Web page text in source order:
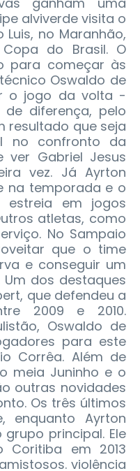
alviverde visita o
no Maranhão,
do Brasil. O
para começar às
Oswaldo de
o jogo da volta -
diferença, pelo
resultado que seja
no confronto da
ver Gabriel Jesus
vez. Já Ayrton
na temporada e o
estreia em jogos
atletas, como
No Sampaio
que o time
e conseguir um
dos destaques
que defendeu a
2009 e 2010.
Oswaldo de
para este
Corrêa. Além de
meia Juninho e o
outras novidades
Os três últimos
enquanto Ayrton
principal. Ele
em 2013
violência